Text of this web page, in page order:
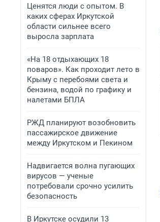
Ценятся люди с опытом. В
каких сферах Иркутской
области сильнее всего
выросла зарплата
«На 18 отдыхающих 18
поваров». Как проходит лето в
Крыму с перебоями света и
бензина, водой по графику и
налетами БПЛА
РЖД планируют возобновить
пассажирское движение
между Иркутском и Пекином
Надвигается волна пугающих
вирусов — ученые
потребовали срочно усилить
безопасность
В Иркутске осудили 13